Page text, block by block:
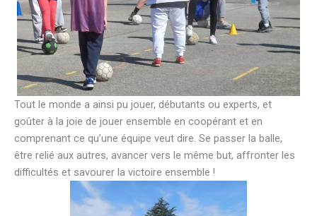
Tout le monde a ainsi pu jouer, débutants ou experts, et
goûter à la joie de jouer ensemble en coopérant et en
comprenant ce qu’une équipe veut dire. Se passer la balle,
être relié aux autres, avancer vers le même but, affronter les
difficultés et savourer la victoire ensemble !